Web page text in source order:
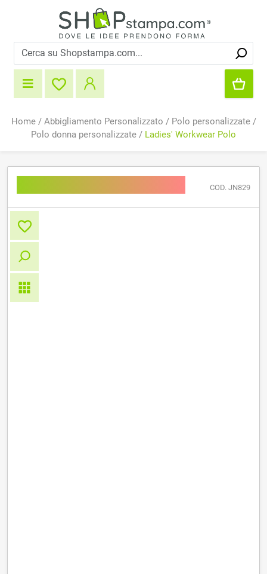
Home/ Abbigliamento Personalizzato / Polo personalizzate/
Polo donna personalizzate / Ladies' Workwear Polo
COD. JN829